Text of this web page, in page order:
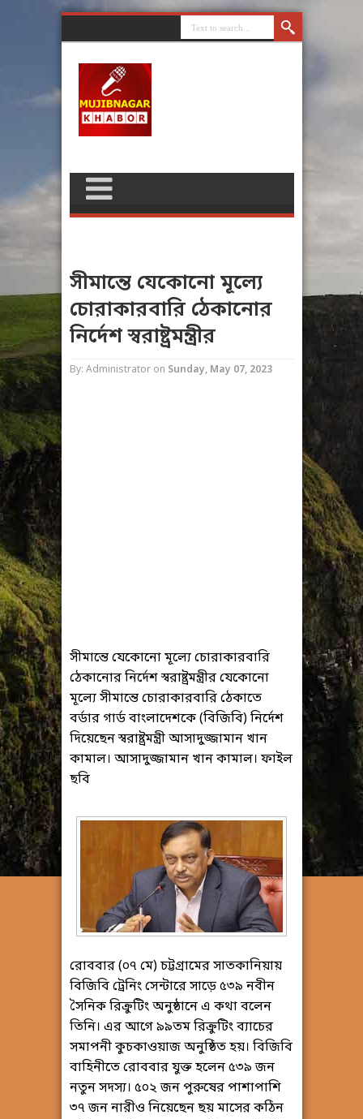
সীমান্তে যেকোনো মূল্যে
চোরাকারবারি ঠেকানোর
নির্দেশ স্বরাষ্ট্রমন্ত্রীর
By: Administrator on Sunday, May 07, 2023
সীমান্তে যেকোনো মূল্যে চোরাকারবারি
ঠেকানোর নির্দেশ স্বরাষ্ট্রমন্ত্রীর যেকোনো
মূল্যে সীমান্তে চোরাকারবারি ঠেকাতে
বর্ডার গার্ড বাংলাদেশকে (বিজিবি) নির্দেশ
দিয়েছেন স্বরাষ্ট্রমন্ত্রী আসাদুজ্জামান খান
কামাল। আসাদুজ্জামান খান কামাল। ফাইল
ছবি
রোববার (০৭ মে) চট্টগ্রামের সাতকানিয়ায়
বিজিবি ট্রেনিং সেন্টারে সাড়ে ৫৩৯ নবীন
সৈনিক রিক্রুটিং অনুষ্ঠানে এ কথা বলেন
তিনি। এর আগে ৯৯তম রিক্রুটিং ব্যাচের
সমাপনী কুচকাওয়াজ অনুষ্ঠিত হয়। বিজিবি
বাহিনীতে রোববার যুক্ত হলেন ৫৩৯ জন
নতুন সদস্য। ৫০২ জন পুরুষের পাশাপাশি
৩৭ জন নারীও নিয়েছেন ছয় মাসের কঠিন